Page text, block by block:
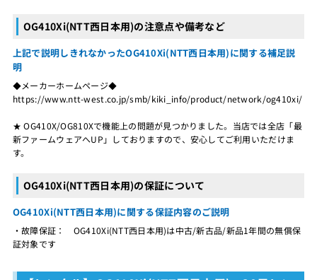
OG410Xi(NTT西日本用)の注意点や備考など
上記で説明しきれなかったOG410Xi(NTT西日本用)に関する補足説
明
◆メーカーホームページ◆
https://www.ntt-west.co.jp/smb/kiki_info/product/network/og410xi/
★ OG410X/OG810Xで機能上の問題が見つかりました。当店では全店「最
新ファームウェアへUP」しておりますので、安心してご利用いただけま
す。
OG410Xi(NTT西日本用)の保証について
OG410Xi(NTT西日本用)に関する保証内容のご説明
・故障保証： OG410Xi(NTT西日本用)は中古/新古品/新品1年間の無償保
証対象です